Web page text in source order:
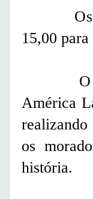
Os
15,00
O Teto
América
os
história.